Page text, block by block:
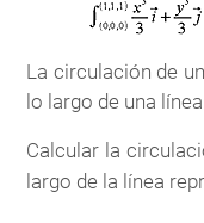
La circulación de
lo largo de una
Calcular la
largo de la línea